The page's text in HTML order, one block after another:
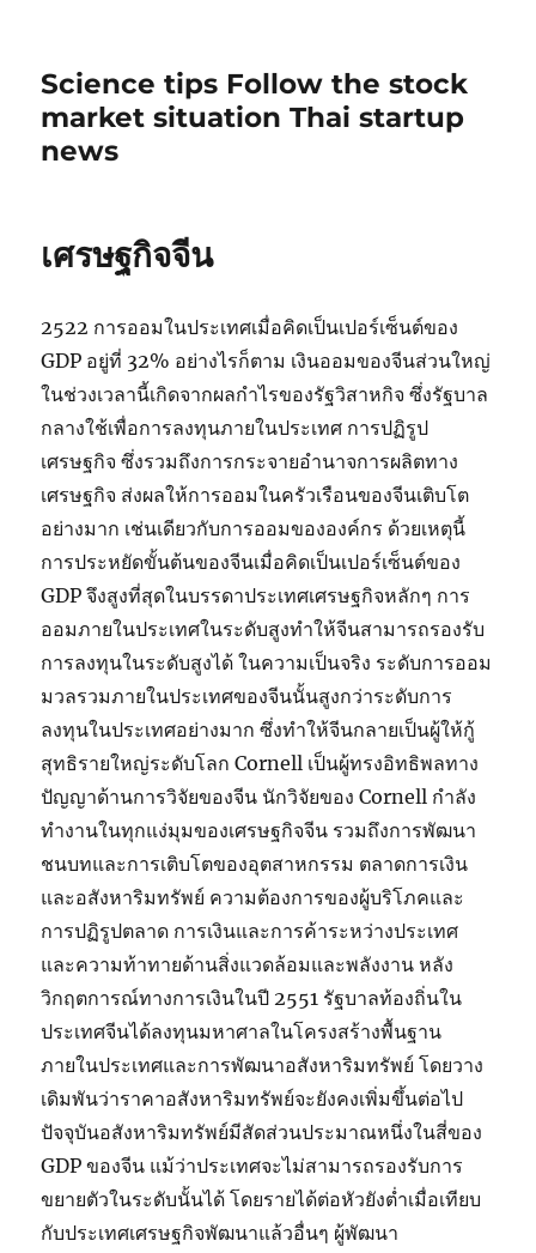
Science tips Follow the stock
market situation Thai startup
news
เศรษฐกิจจีน
2522 การออมในประเทศเมื่อคิดเป็นเปอร์เซ็นต์ของ
GDP อยู่ที่ 32% อย่างไรก็ตาม เงินออมของจีนส่วนใหญ่
ในช่วงเวลานี้เกิดจากผลกำไรของรัฐวิสาหกิจ ซึ่งรัฐบาล
กลางใช้เพื่อการลงทุนภายในประเทศ การปฏิรูป
เศรษฐกิจ ซึ่งรวมถึงการกระจายอำนาจการผลิตทาง
เศรษฐกิจ ส่งผลให้การออมในครัวเรือนของจีนเติบโต
อย่างมาก เช่นเดียวกับการออมขององค์กร ด้วยเหตุนี้
การประหยัดขั้นต้นของจีนเมื่อคิดเป็นเปอร์เซ็นต์ของ
GDP จึงสูงที่สุดในบรรดาประเทศเศรษฐกิจหลักๆ การ
ออมภายในประเทศในระดับสูงทำให้จีนสามารถรองรับ
การลงทุนในระดับสูงได้ ในความเป็นจริง ระดับการออม
มวลรวมภายในประเทศของจีนนั้นสูงกว่าระดับการ
ลงทุนในประเทศอย่างมาก ซึ่งทำให้จีนกลายเป็นผู้ให้กู้
สุทธิรายใหญ่ระดับโลก Cornell เป็นผู้ทรงอิทธิพลทาง
ปัญญาด้านการวิจัยของจีน นักวิจัยของ Cornell กำลัง
ทำงานในทุกแง่มุมของเศรษฐกิจจีน รวมถึงการพัฒนา
ชนบทและการเติบโตของอุตสาหกรรม ตลาดการเงิน
และอสังหาริมทรัพย์ ความต้องการของผู้บริโภคและ
การปฏิรูปตลาด การเงินและการค้าระหว่างประเทศ
และความท้าทายด้านสิ่งแวดล้อมและพลังงาน หลัง
วิกฤตการณ์ทางการเงินในปี 2551 รัฐบาลท้องถิ่นใน
ประเทศจีนได้ลงทุนมหาศาลในโครงสร้างพื้นฐาน
ภายในประเทศและการพัฒนาอสังหาริมทรัพย์ โดยวาง
เดิมพันว่าราคาอสังหาริมทรัพย์จะยังคงเพิ่มขึ้นต่อไป
ปัจจุบันอสังหาริมทรัพย์มีสัดส่วนประมาณหนึ่งในสี่ของ
GDP ของจีน แม้ว่าประเทศจะไม่สามารถรองรับการ
ขยายตัวในระดับนั้นได้ โดยรายได้ต่อหัวยังต่ำเมื่อเทียบ
กับประเทศเศรษฐกิจพัฒนาแล้วอื่นๆ ผู้พัฒนา